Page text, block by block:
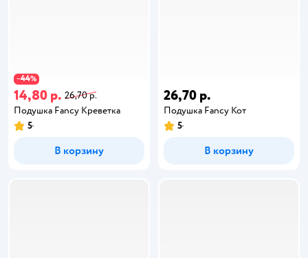
−44%
14,80 р. 26,70 р.
Подушка Fancy Креветка
5
В корзину
26,70 р.
Подушка Fancy Кот
5
В корзину